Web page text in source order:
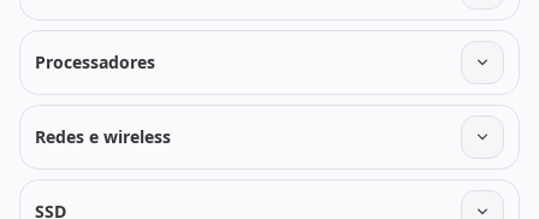
Processadores
Redes e wireless
SSD